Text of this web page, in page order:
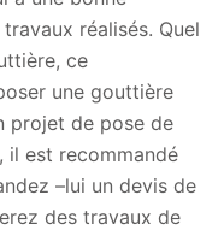
réalisés. Quel
ce
une gouttière
projet de pose de
est recommandé
–lui un devis de
des travaux de